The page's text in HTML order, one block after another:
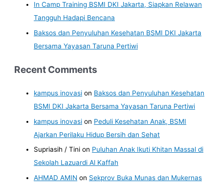
In Camp Training BSMI DKI Jakarta, Siapkan Relawan
Tangguh Hadapi Bencana
Baksos dan Penyuluhan Kesehatan BSMI DKI Jakarta
Bersama Yayasan Taruna Pertiwi
Recent Comments
kampus inovasi on Baksos dan Penyuluhan Kesehatan
BSMI DKI Jakarta Bersama Yayasan Taruna Pertiwi
kampus inovasi on Peduli Kesehatan Anak, BSMI
Ajarkan Perilaku Hidup Bersih dan Sehat
Supriasih / Tini on Puluhan Anak Ikuti Khitan Massal di
Sekolah Lazuardi Al Kaffah
AHMAD AMIN on Sekprov Buka Munas dan Mukernas